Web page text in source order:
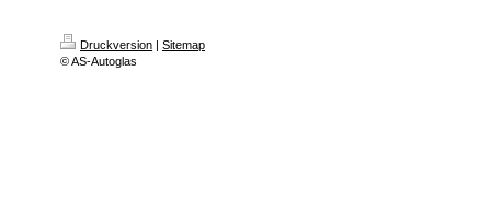
Druckversion | Sitemap
© AS-Autoglas